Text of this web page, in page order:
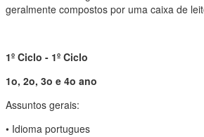
geralmente compostos por uma caixa de
1º Ciclo - 1º Ciclo
1o, 2o, 3o e 4o ano
Assuntos gerais:
• Idioma portugues